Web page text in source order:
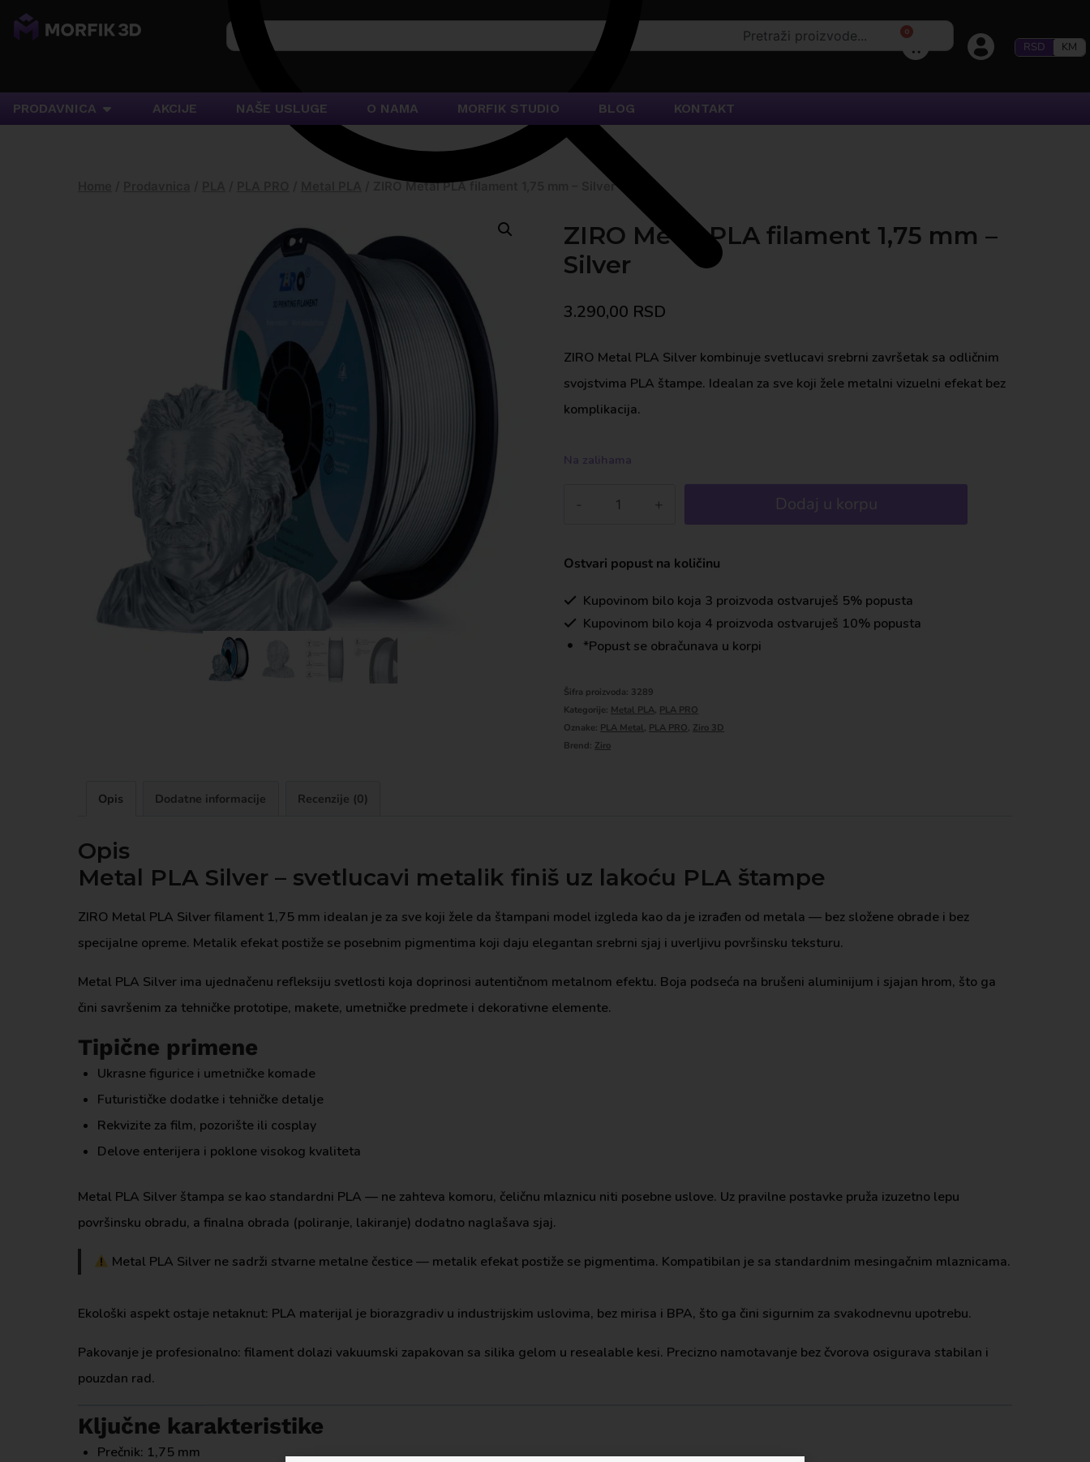
0
RSD KM
PRODAVNICA AKCIJE NAŠE USLUGE O NAMA MORFIK STUDIO BLOG KONTAKT
ZIRO Metal PLA filament 1,75 mm – Silver
ZIRO Metal PLA filament 1,75 mm –
Silver
3.290,00 RSD
ZIRO Metal PLA Silver kombinuje svetlucavi srebrni završetak sa odličnim
svojstvima PLA štampe. Idealan za sve koji žele metalni vizuelni efekat bez
komplikacija.
Na zalihama
Dodaj u korpu
Ostvari popust na količinu
Kupovinom bilo koja 3 proizvoda ostvaruješ 5% popusta
Kupovinom bilo koja 4 proizvoda ostvaruješ 10% popusta
*Popust se obračunava u korpi
Šifra proizvoda: 3289
Kategorije: Metal PLA, PLA PRO
Oznake: PLA Metal, PLA PRO, Ziro 3D
Brend: Ziro
Opis Dodatne informacije Recenzije (0)
Opis
Metal PLA Silver – svetlucavi metalik finiš uz lakoću PLA štampe
ZIRO Metal PLA Silver filament 1,75 mm idealan je za sve koji žele da štampani model izgleda kao da je izrađen od metala — bez složene obrade i bez
specijalne opreme. Metalik efekat postiže se posebnim pigmentima koji daju elegantan srebrni sjaj i uverljivu površinsku teksturu.
Metal PLA Silver ima ujednačenu refleksiju svetlosti koja doprinosi autentičnom metalnom efektu. Boja podseća na brušeni aluminijum i sjajan hrom, što ga
čini savršenim za tehničke prototipe, makete, umetničke predmete i dekorativne elemente.
Tipične primene
Ukrasne figurice i umetničke komade
Futurističke dodatke i tehničke detalje
Rekvizite za film, pozorište ili cosplay
Delove enterijera i poklone visokog kvaliteta
Metal PLA Silver štampa se kao standardni PLA — ne zahteva komoru, čeličnu mlaznicu niti posebne uslove. Uz pravilne postavke pruža izuzetno lepu
površinsku obradu, a finalna obrada (poliranje, lakiranje) dodatno naglašava sjaj.
Metal PLA Silver ne sadrži stvarne metalne čestice — metalik efekat postiže se pigmentima. Kompatibilan je sa standardnim mesingačnim mlaznicama.
Ekološki aspekt ostaje netaknut: PLA materijal je biorazgradiv u industrijskim uslovima, bez mirisa i BPA, što ga čini sigurnim za svakodnevnu upotrebu.
Pakovanje je profesionalno: filament dolazi vakuumski zapakovan sa silika gelom u resealable kesi. Precizno namotavanje bez čvorova osigurava stabilan i
pouzdan rad.
Ključne karakteristike
Prečnik: 1,75 mm